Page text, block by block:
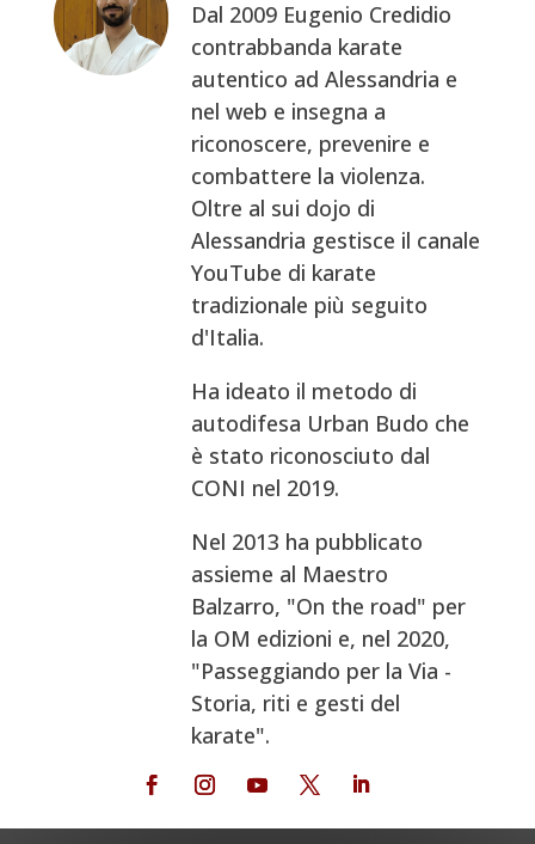
Dal 2009 Eugenio Credidio
contrabbanda karate
autentico ad Alessandria e
nel web e insegna a
riconoscere, prevenire e
combattere la violenza.
Oltre al sui dojo di
Alessandria gestisce il canale
YouTube di karate
tradizionale più seguito
d'Italia.
Ha ideato il metodo di
autodifesa Urban Budo che
è stato riconosciuto dal
CONI nel 2019.
Nel 2013 ha pubblicato
assieme al Maestro
Balzarro, "On the road" per
la OM edizioni e, nel 2020,
"Passeggiando per la Via -
Storia, riti e gesti del
karate".